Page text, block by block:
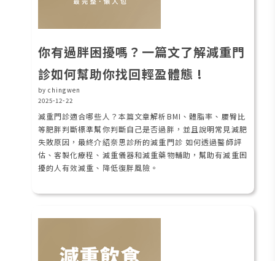
你有過胖困擾嗎？一篇文了解減重門
診如何幫助你找回輕盈體態 !
by chingwen
2025-12-22
減重門診適合哪些人？本篇文章解析BMI、體脂率、腰臀比
等肥胖判斷標準幫你判斷自己是否過胖，並且說明常見減肥
失敗原因，最終介紹奈思診所的減重門診 如何透過醫師評
估、客製化療程、減重儀器和減重藥物輔助，幫助有減重困
擾的人有效減重、降低復胖風險。